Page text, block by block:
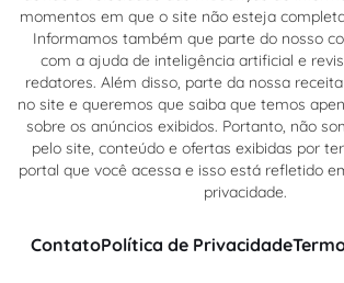
momentos em que o site não esteja
Informamos também que parte do nosso
com a ajuda de inteligência artificial e
redatores. Além disso, parte da nossa
no site e queremos que saiba que temos
sobre os anúncios exibidos. Portanto, não
pelo site, conteúdo e ofertas exibidas por
portal que você acessa e isso está refletido
privacidade.
ContatoPolítica de Privacidade